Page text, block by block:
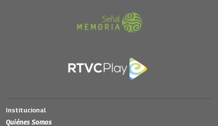
Institucional
Quiénes Somos